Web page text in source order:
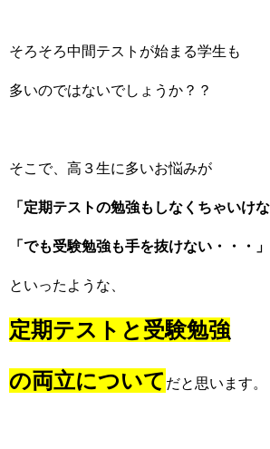
そろそろ中間テストが始まる学生も
多いのではないでしょうか？？
そこで、高３生に多いお悩みが
「定期テストの勉強もしなくちゃいけな
「でも受験勉強も手を抜けない・・・」
といったような、
定期テストと受験勉強
の両立について だと思います。